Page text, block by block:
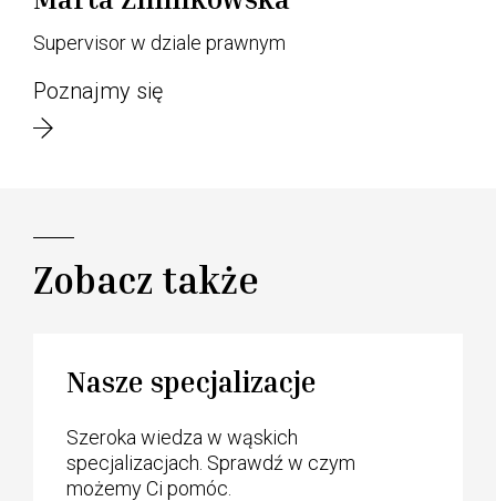
Supervisor w dziale prawnym
Poznajmy się
Zobacz także
Nasze specjalizacje
Szeroka wiedza w wąskich
specjalizacjach. Sprawdź w czym
możemy Ci pomóc.